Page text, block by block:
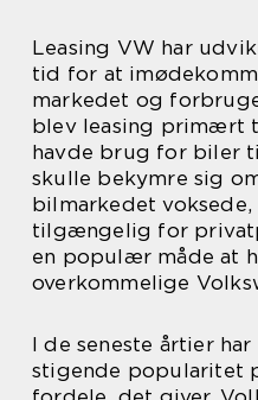
Leasing VW har
tid for at
markedet og
blev leasing primært
havde brug for biler
skulle bekymre sig
bilmarkedet voksede,
tilgængelig for
en populær måde at
overkommelige
I de seneste årtier
stigende popularitet